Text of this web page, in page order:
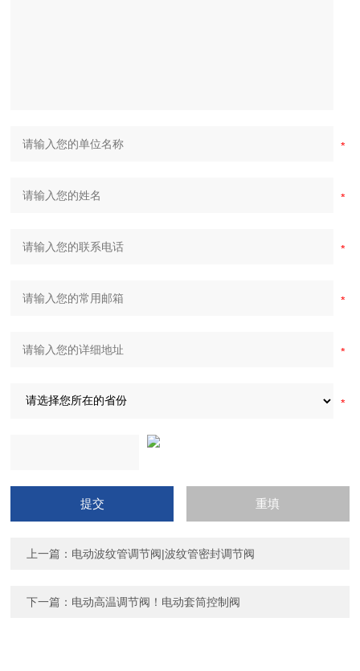
上一篇： 电动波纹管调节阀|波纹管密封调节阀
下一篇： 电动高温调节阀！电动套筒控制阀